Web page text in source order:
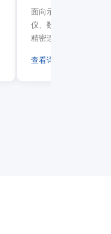
面向示波器、信号发
仪、数据采集卡等电
精密连接需求，提供
查看详情 →